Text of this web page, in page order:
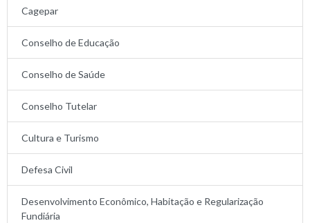
Cagepar
Conselho de Educação
Conselho de Saúde
Conselho Tutelar
Cultura e Turismo
Defesa Civil
Desenvolvimento Econômico, Habitação e Regularização
Fundiária